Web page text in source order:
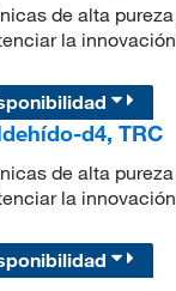
de alta
la
d4, TRC
de alta
la